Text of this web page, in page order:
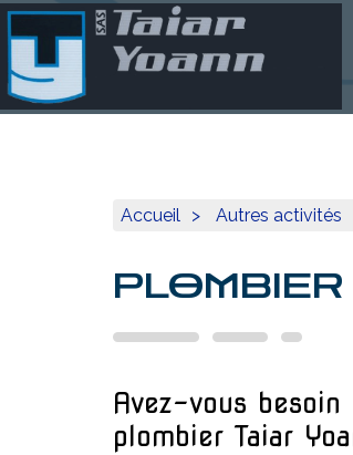
Accueil Autres activités
Avez-vous
plombier Taiar